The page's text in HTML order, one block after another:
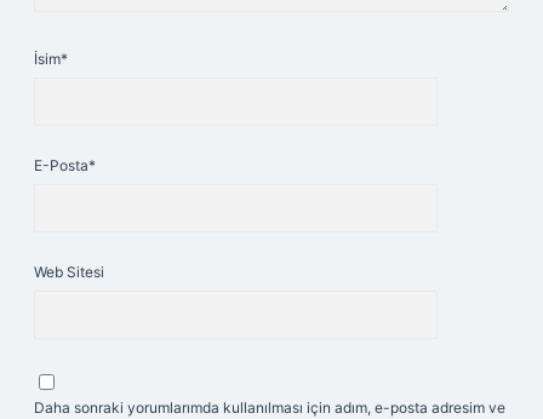
İsim*
E-Posta*
Web Sitesi
Daha sonraki yorumlarımda kullanılması için adım, e-posta adresim ve